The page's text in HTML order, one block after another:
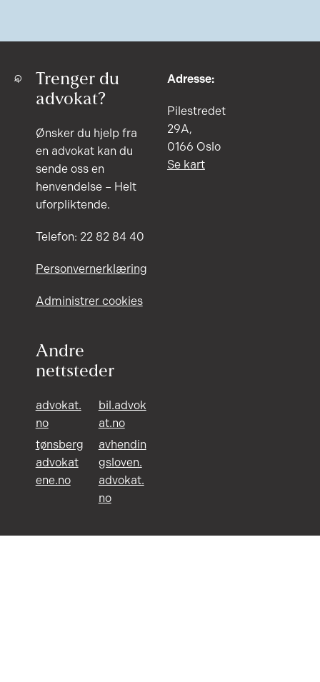
Trenger du
advokat?
Ønsker du hjelp fra
en advokat kan du
sende oss en
henvendelse – Helt
uforpliktende.
Telefon: 22 82 84 40
Personvernerklæring
Administrer cookies
Andre
nettsteder
advokat.
no
bil.advok
at.no
tønsberg
advokat
ene.no
avhendin
gsloven.
advokat.
no
Adresse:
Pilestredet
29A,
0166 Oslo
Se kart